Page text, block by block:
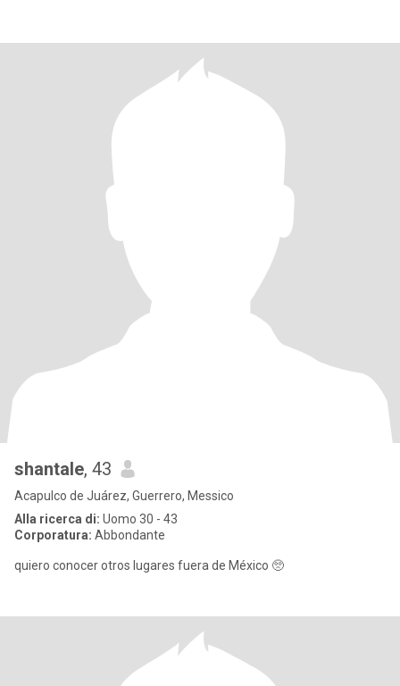
shantale, 43
Acapulco de Juárez, Guerrero, Messico
Alla ricerca di: Uomo 30 - 43
Corporatura: Abbondante
quiero conocer otros lugares fuera de México 🥺